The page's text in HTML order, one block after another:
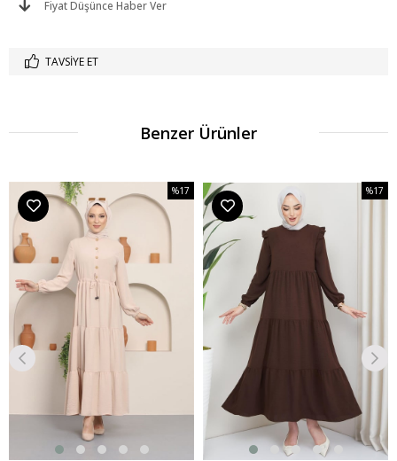
Fiyat Düşünce Haber Ver
TAVSIYE ET
Benzer Ürünler
%17
%17İndirim
%17